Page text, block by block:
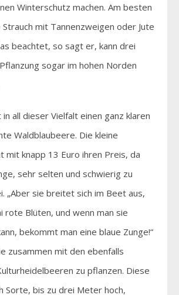
Winterschutz machen. Am besten
mit Tannenzweigen oder Jute
beachtet, so sagt er, kann drei
sogar im hohen Norden
in all dieser Vielfalt einen ganz klaren
Waldblaubeere. Die kleine
mit knapp 13 Euro ihren Preis, da
sehr selten und schwierig zu
„Aber sie breitet sich im Beet aus,
rote Blüten, und wenn man sie
bekommt man eine blaue Zunge!“
zusammen mit den ebenfalls
zu pflanzen. Diese
Sorte, bis zu drei Meter hoch,